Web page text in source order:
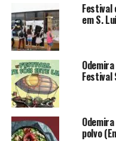
em S.
Festival
polvo